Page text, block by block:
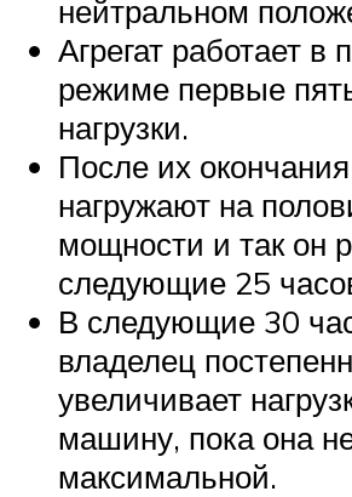
нейтральном
Агрегат работает в
режиме первые
нагрузки.
После их
нагружают на
мощности и так он
следующие 25
В следующие 30
владелец
увеличивает
машину, пока она
максимальной.